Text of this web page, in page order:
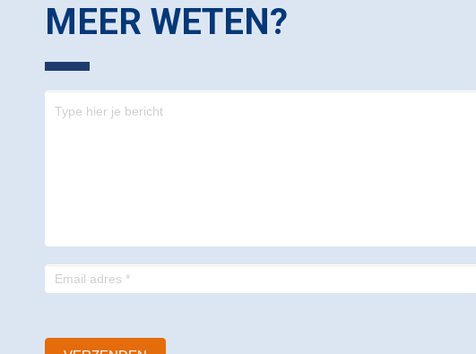
MEER WETEN?
Contact